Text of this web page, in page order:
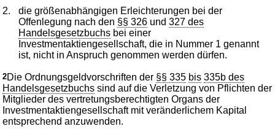
2.
die größenabhängigen Erleichterungen bei der
Offenlegung nach den §§ 326 und327 des
Handelsgesetzbuchs bei einer
Investmentaktiengesellschaft, die in Nummer 1 genannt
ist, nicht in Anspruch genommen werden dürfen.
2Die Ordnungsgeldvorschriften der §§ 335 bis 335b des
Handelsgesetzbuchs sind auf die Verletzung von Pflichten der
Mitglieder des vertretungsberechtigten Organs der
Investmentaktiengesellschaft mit veränderlichem Kapital
entsprechend anzuwenden.